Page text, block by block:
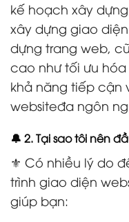
kế hoạch xây
xây dựng giao
dựng trang web,
cao như tối ưu
khả năng tiếp cận
websiteđa ngôn
🔔 2. Tại sao tôi nên
⚜️ Có nhiều lý do
trình giao diện
giúp bạn: